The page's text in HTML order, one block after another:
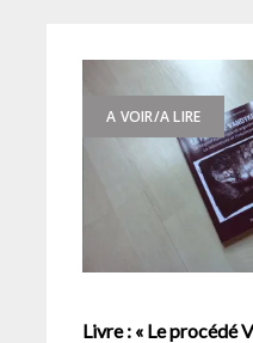
A VOIR/A LIRE
Livre : « Le procédé